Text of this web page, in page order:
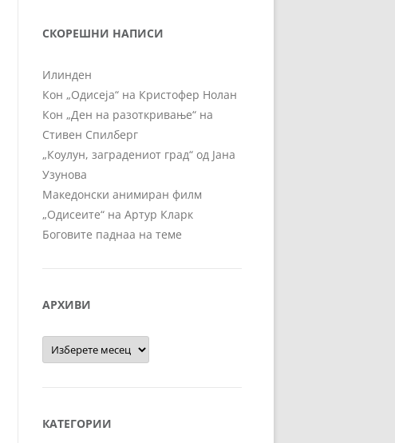
СКОРЕШНИ НАПИСИ
Илинден
Кон „Одисеја“ на Кристофер Нолан
Кон „Ден на разоткривање“ на
Стивен Спилберг
„Коулун, заградениот град“ од Јана
Узунова
Македонски анимиран филм
„Одисеите“ на Артур Кларк
Боговите паднаа на теме
АРХИВИ
Архиви
КАТЕГОРИИ